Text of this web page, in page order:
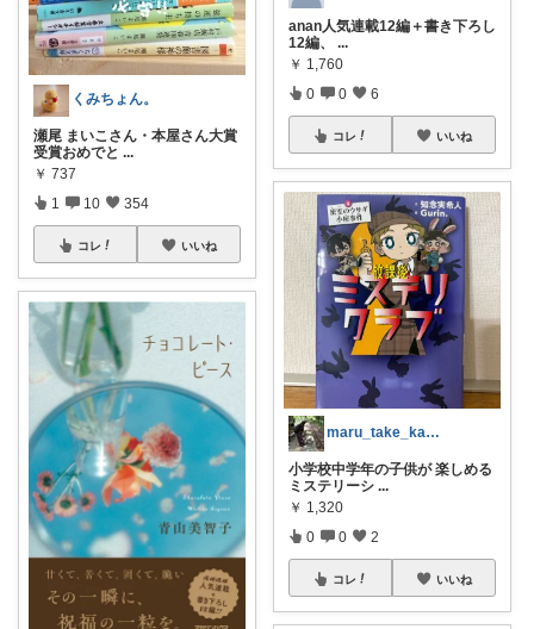
くみちょん。
瀬尾 まいこさん・本屋さん大賞
受賞おめでと ...
￥ 737
1 10 354
コレ いいね
anan人気連載12編＋書き下ろし
12編、
...
￥ 1,760
0 0 6
コレ いいね
maru_take_kakei｜まるたけ
小学校中学年の子供が 楽しめる
ミステリーシ ...
￥ 1,320
0 0 2
コレ いいね